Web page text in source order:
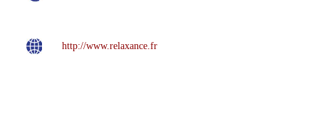
http://www.relaxance.fr